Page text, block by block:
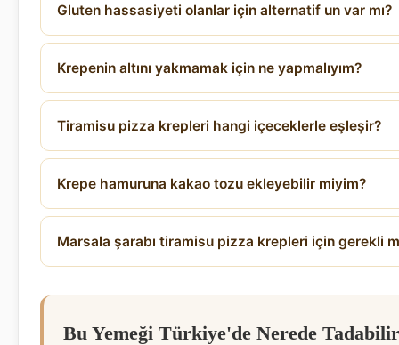
Gluten hassasiyeti olanlar için alternatif un var mı?
Krepenin altını yakmamak için ne yapmalıyım?
Tiramisu pizza krepleri hangi içeceklerle eşleşir?
Krepe hamuruna kakao tozu ekleyebilir miyim?
Marsala şarabı tiramisu pizza krepleri için gerekli
Bu Yemeği Türkiye'de Nerede